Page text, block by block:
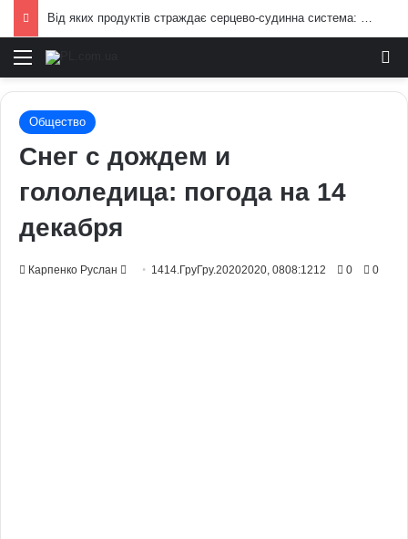
Від яких продуктів страждає серцево-судинна система: попередження лікарів
Меню
Общество
Снег с дождем и
гололедица: погода на 14
декабря
Карпенко Руслан
Send 1414.ГруГру.20202020, 0808:1212 0 0